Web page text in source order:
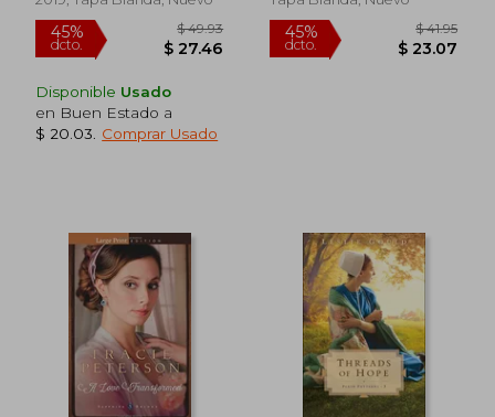
Disponible Usado
en Buen Estado a
$ 20.03
Comprar Usado